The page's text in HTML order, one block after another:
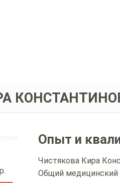
Опыт и
Чистякова Кира
Общий медицинский